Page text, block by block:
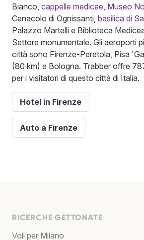
Bianco, cappelle medicee Museo
Cenacolo di Ognissanti, basilica di
Palazzo Martelli e Biblioteca
Settore monumentale. Gli aeroporti
città sono Firenze-Peretola, Pisa
(80 km) e Bologna. Trabber offre
per i visitatori di questo città di Italia.
Hotel in Firenze
Auto a Firenze
RICERCHE GETTONATE
Voli per Milano